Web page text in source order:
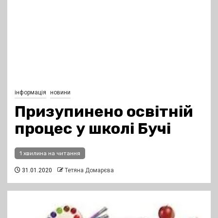
інформація новини
Призупинено освітній
процес у школі Бучі
1 хвилина на читання
31.01.2020 Тетяна Домарєва